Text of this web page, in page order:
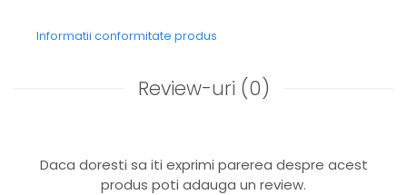
Informatii conformitate produs
Review-uri (0)
Daca doresti sa iti exprimi parerea despre acest
produs poti adauga un review.